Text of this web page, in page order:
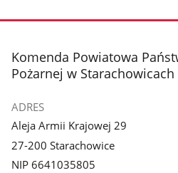
stopka
Komenda Powiatowa
Pożarnej w
ADRES
Aleja Armii Krajowej 29
27-200 Starachowice
NIP 6641035805